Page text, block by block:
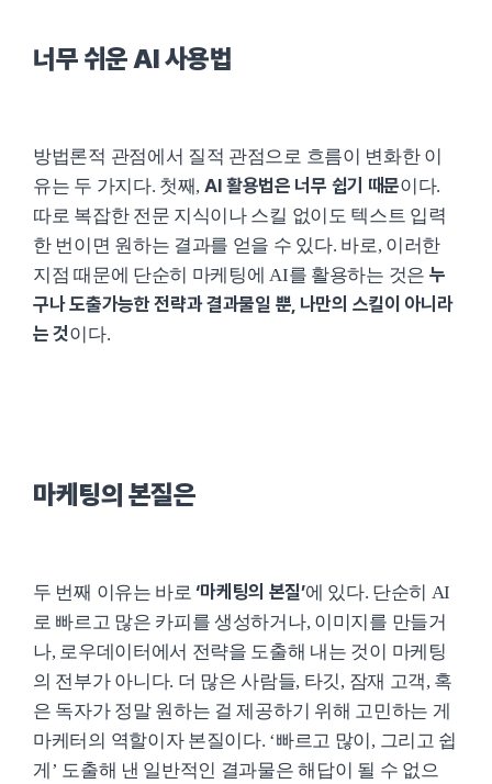
너무 쉬운 AI 사용법
방법론적 관점에서 질적 관점으로 흐름이 변화한 이
유는 두 가지다. 첫째, AI 활용법은 너무 쉽기 때문이다.
따로 복잡한 전문 지식이나 스킬 없이도 텍스트 입력
한 번이면 원하는 결과를 얻을 수 있다. 바로, 이러한
지점 때문에 단순히 마케팅에 AI를 활용하는 것은 누
구나 도출가능한 전략과 결과물일 뿐, 나만의 스킬이 아니라
는 것이다.
마케팅의 본질은
두 번째 이유는 바로 ‘마케팅의 본질’에 있다. 단순히 AI
로 빠르고 많은 카피를 생성하거나, 이미지를 만들거
나, 로우데이터에서 전략을 도출해 내는 것이 마케팅
의 전부가 아니다. 더 많은 사람들, 타깃, 잠재 고객, 혹
은 독자가 정말 원하는 걸 제공하기 위해 고민하는 게
마케터의 역할이자 본질이다. ‘빠르고 많이, 그리고 쉽
게’ 도출해 낸 일반적인 결과물은 해답이 될 수 없으